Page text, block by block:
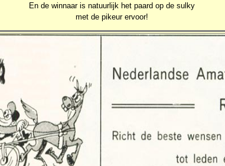
En de winnaar is natuurlijk het paard op de sulky
met de pikeur ervoor!